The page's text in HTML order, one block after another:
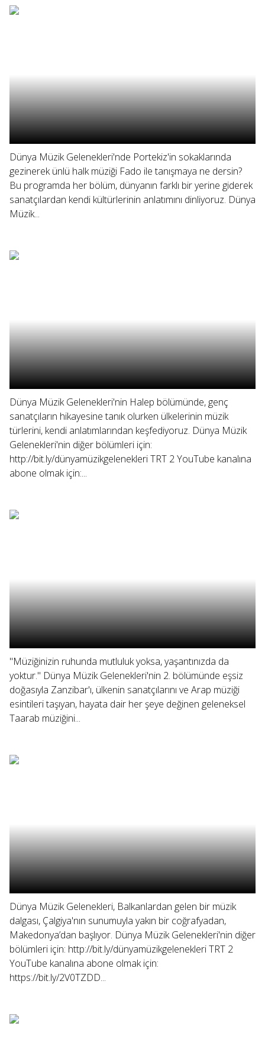
Dünya Müzik Gelenekleri'nde Portekiz'in sokaklarında
gezinerek ünlü halk müziği Fado ile tanışmaya ne dersin?
Bu programda her bölüm, dünyanın farklı bir yerine giderek
sanatçılardan kendi kültürlerinin anlatımını dinliyoruz. Dünya
Müzik...
Dünya Müzik Gelenekleri'nin Halep bölümünde, genç
sanatçıların hikayesine tanık olurken ülkelerinin müzik
türlerini, kendi anlatımlarından keşfediyoruz. Dünya Müzik
Gelenekleri'nin diğer bölümleri için:
http://bit.ly/dünyamüzikgelenekleri TRT 2 YouTube kanalına
abone olmak için:...
"Müziğinizin ruhunda mutluluk yoksa, yaşantınızda da
yoktur." Dünya Müzik Gelenekleri'nin 2. bölümünde eşsiz
doğasıyla Zanzibar'ı, ülkenin sanatçılarını ve Arap müziği
esintileri taşıyan, hayata dair her şeye değinen geleneksel
Taarab müziğini...
Dünya Müzik Gelenekleri, Balkanlardan gelen bir müzik
dalgası, Çalgiya'nın sunumuyla yakın bir coğrafyadan,
Makedonya’dan başlıyor. Dünya Müzik Gelenekleri'nin diğer
bölümleri için: http://bit.ly/dünyamüzikgelenekleri TRT 2
YouTube kanalına abone olmak için:
https://bit.ly/2V0TZDD...